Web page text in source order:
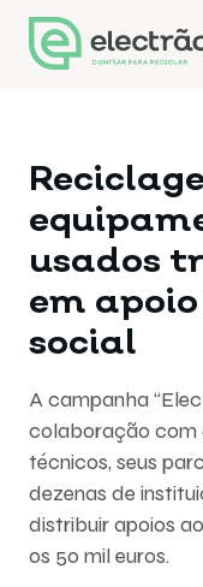
usados
em
social
A campanha
colaboração com
técnicos, seus
dezenas de
distribuir apoios
os 50 mil euros.